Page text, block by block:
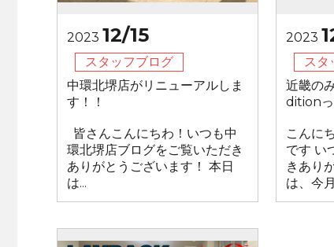
2023 12/15
スタッフブログ
中環北堺店がリニューアルしま
す！！
皆さんこんにちわ！いつも中
環北堺店ブログをご覧いただき
ありがとうございます！ 本日
は...
2023
スタ
近畿の
ditionっ
こんに
です い
きあり
は、今